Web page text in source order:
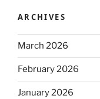
ARCHIVES
March 2026
February 2026
January 2026